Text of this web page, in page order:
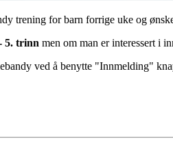
trening for barn forrige uke og
5. trinn men om man er interessert i
ved å benytte "Innmelding"